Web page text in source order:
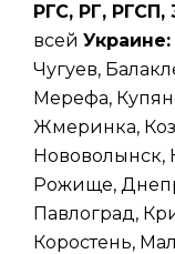
РГС, РГ,
всей
Чугуев,
Мерефа,
Жмеринка,
Нововолынск,
Рожище,
Павлоград,
Коростень,